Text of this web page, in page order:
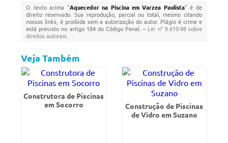
O texto acima "Aquecedor na Piscina em Varzea Paulista" é de
direito reservado. Sua reprodução, parcial ou total, mesmo citando
nossos links, é proibida sem a autorização do autor. Plágio é crime e
está previsto no artigo 184 do Código Penal. – Lei n° 9.610-98 sobre
direitos autorais
Veja Também
Construtora de Piscinas
em Socorro
Construção de Piscinas
de Vidro em Suzano